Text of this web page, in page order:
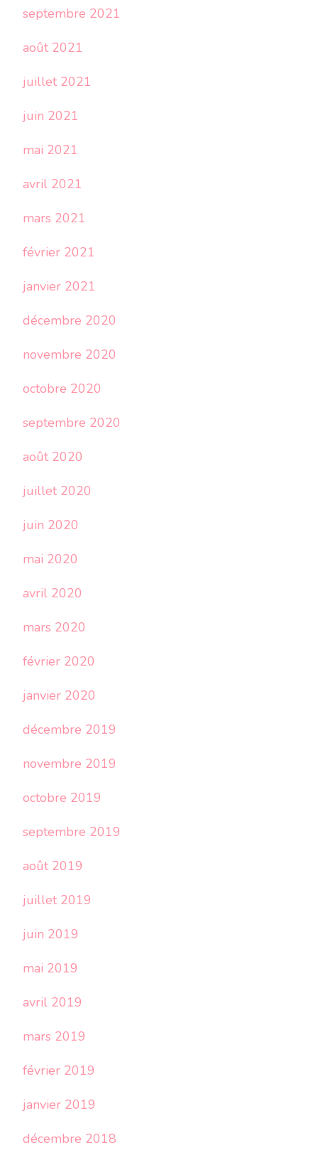
septembre 2021
août 2021
juillet 2021
juin 2021
mai 2021
avril 2021
mars 2021
février 2021
janvier 2021
décembre 2020
novembre 2020
octobre 2020
septembre 2020
août 2020
juillet 2020
juin 2020
mai 2020
avril 2020
mars 2020
février 2020
janvier 2020
décembre 2019
novembre 2019
octobre 2019
septembre 2019
août 2019
juillet 2019
juin 2019
mai 2019
avril 2019
mars 2019
février 2019
janvier 2019
décembre 2018